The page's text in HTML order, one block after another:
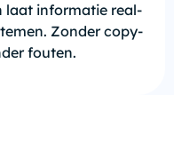
laat informatie real-
Zonder copy-
fouten.